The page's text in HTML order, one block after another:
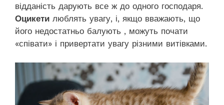
відданість дарують все ж до одного господаря.
Оцикети люблять увагу, і, якщо вважають, що
його недостатньо балують , можуть почати
«співати» і привертати увагу різними витівками.